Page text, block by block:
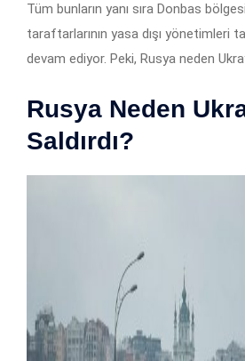
Tüm bunların yanı sıra Donbas
taraftarlarının yasa dışı yönetimleri
devam ediyor. Peki, Rusya neden
Rusya Neden
Saldırdı?